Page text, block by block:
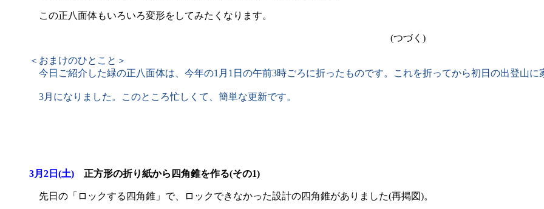
この正八面体もいろいろ変形をしてみたくなります。
(つづく)
＜おまけのひとこと＞
今日ご紹介した緑の正八面体は、今年の1月1日の午前3時ごろに折ったものです。これを折ってから初日の出登山に
3月になりました。このところ忙しくて、簡単な更新です。
3月2日(土) 正方形の折り紙から四角錐を作る(その1)
先日の「ロックする四角錐」で、ロックできなかった設計の四角錐がありました(再掲図)。